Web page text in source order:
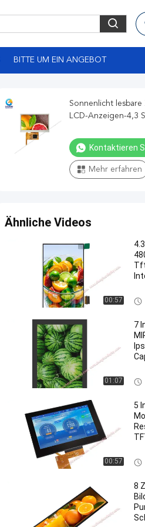
BITTE UM EIN ANGEBOT
Sonnenlicht lesbare
LCD-Anzeigen-4,3
Kontaktieren
Mehr erfahren
Ähnliche Videos
00:57
01:07
7
00:57
5
8